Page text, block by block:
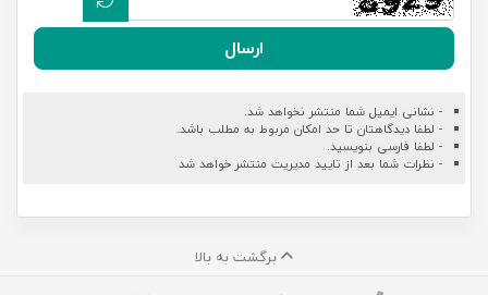
ارسال
- نشانی ایمیل شما منتشر نخواهد شد.
- لطفا دیدگاهتان تا حد امکان مربوط به مطلب باشد.
- لطفا فارسی بنویسید.
- نظرات شما بعد از تایید مدیریت منتشر خواهد شد
برگشت به بالا